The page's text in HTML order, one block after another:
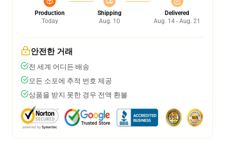
Production
Today
Shipping
Aug. 10
Delivered
Aug. 14 - Aug. 21
안전한 거래
전 세계 어디든 배송
모든 소포에 추적 번호 제공
상품을 받지 못한 경우 전액 환불